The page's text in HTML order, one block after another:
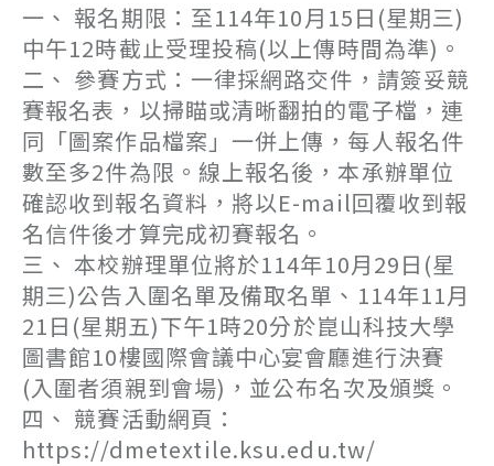
一、 報名期限：至114年10月15日(星期三)
中午12時截止受理投稿(以上傳時間為準)。
二、 參賽方式：一律採網路交件，請簽妥競
賽報名表，以掃瞄或清晰翻拍的電子檔，連
同「圖案作品檔案」一併上傳，每人報名件
數至多2件為限。線上報名後，本承辦單位
確認收到報名資料，將以E-mail回覆收到報
名信件後才算完成初賽報名。
三、 本校辦理單位將於114年10月29日(星
期三)公告入圍名單及備取名單、114年11月
21日(星期五)下午1時20分於崑山科技大學
圖書館10樓國際會議中心宴會廳進行決賽
(入圍者須親到會場)，並公布名次及頒獎。
四、 競賽活動網頁：
https://dmetextile.ksu.edu.tw/